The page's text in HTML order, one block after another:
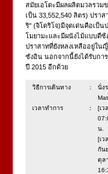
สมัยเอโดะมีผลผลิตมวลรวม
เป็น 33,552,540 ลิตร) ปรา
ริ" (จิโดริโจ)มีจุดเด่นคือเป็
โมยามะและมีผนังไม้แบบตีซ้
ปราสาทที่ยังหลงเหลืออยู่ใน
ซังอิน นอกจากนี้ยังได้รับกา
ปี 2015 อีกด้วย
วิธีการเดินทาง：
นั่ง
เวลาทำการ：
[เว
น.
[เว
กัน
ตุล